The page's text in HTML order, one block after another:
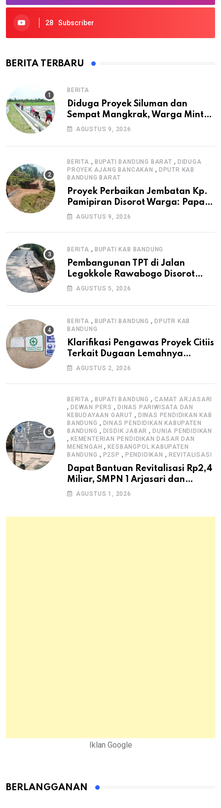
28 Subscriber
BERITA TERBARU
BERITA
Diduga Proyek Siluman dan
Sempat Mangkrak, Warga Minta
APH Usut Tuntas Pembangunan
AGUSTUS 9, 2026
BERITA , BUPATI BANDUNG BARAT , DIDUGA
PROYEK AJANG BANCAKAN , DPUTR KAB
BANDUNG BARAT
Proyek Perbaikan Jembatan Kp.
Pamipiran Disorot Warga: Papan
Informasi Tak Cantumkan PPK,
AGUSTUS 9, 2026
BERITA , BUPATI KAB BANDUNG
Pembangunan TPT di Jalan
Legokkole Rawabogo Disorot
Warga, Selesai Tanpa Papan
AGUSTUS 5, 2026
BERITA , BUPATI BANDUNG ,DPUTR KAB
BANDUNG
Klarifikasi Pengawas Proyek Citiis
Terkait Dugaan Lemahnya
Pengawasan K3
AGUSTUS 2, 2026
BERITA , BUPATI BANDUNG ,CAMAT ARJASARI
, DEWAN PERS , DINAS PARIWISATA DAN
KEBUDAYAAN GARUT , DINAS PENDIDIKAN KAB
BANDUNG , DINAS PENDIDIKAN KABUPATEN
BANDUNG , DISDIK JABAR ,DUNIA PENDIDIKAN
, KEMENTERIAN PENDIDIKAN DASAR DAN
MENENGAH ,KESBANGPOL KABUPATEN
BANDUNG , P2SP , PENDIDIKAN , REVITALISASI
Dapat Bantuan Revitalisasi Rp2,4
Miliar, SMPN 1 Arjasari dan
Masyarakat Sambut Antusias
AGUSTUS 1, 2026
Iklan Google
BERLANGGANAN